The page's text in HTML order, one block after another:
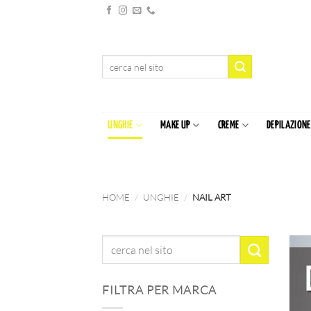
UNGHIE MAKE UP CREME DEPILAZIONE
HOME / UNGHIE / NAIL ART
FILTRA PER MARCA